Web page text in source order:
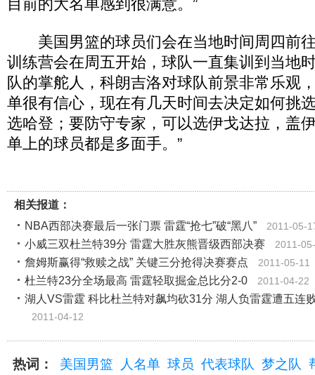
目前的大名单感到很满意。”
美国男篮的球员们会在当地时间周四前
训练营会在周五开始，球队一直集训到当地
队的掌舵人，科朗吉洛对球队前景非常乐观
单很有信心，现在有几天时间去决定如何挑
选哈登；要防守专家，可以选伊戈达拉，盖
单上的球员都是多面手。”
相关报道：
NBA西部决赛最后一张门票 雷霆“抢七”破“黑八”
2011-05-
小威三双杜兰特39分 雷霆大胜灰熊晋级西部决赛 2011-
詹姆斯赢得“救赎之战” 关键三分抢得决赛赛点 2011-05-11
杜兰特23分全场最高 雷霆轻取掘金总比分2-0 2011-04-22
湖人VS雷霆 科比杜兰特对飙均砍31分 湖人负雷霆遭五连
2011-04-12
热词： 美国男篮 人名单 球员 代表球队 梦之队